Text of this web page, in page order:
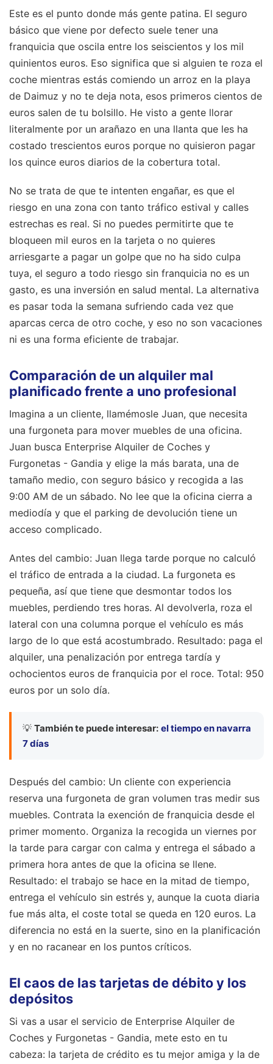
Este es el punto donde más gente patina. El seguro
básico que viene por defecto suele tener una
franquicia que oscila entre los seiscientos y los mil
quinientos euros. Eso significa que si alguien te roza el
coche mientras estás comiendo un arroz en la playa
de Daimuz y no te deja nota, esos primeros cientos de
euros salen de tu bolsillo. He visto a gente llorar
literalmente por un arañazo en una llanta que les ha
costado trescientos euros porque no quisieron pagar
los quince euros diarios de la cobertura total.
No se trata de que te intenten engañar, es que el
riesgo en una zona con tanto tráfico estival y calles
estrechas es real. Si no puedes permitirte que te
bloqueen mil euros en la tarjeta o no quieres
arriesgarte a pagar un golpe que no ha sido culpa
tuya, el seguro a todo riesgo sin franquicia no es un
gasto, es una inversión en salud mental. La alternativa
es pasar toda la semana sufriendo cada vez que
aparcas cerca de otro coche, y eso no son vacaciones
ni es una forma eficiente de trabajar.
Comparación de un alquiler mal
planificado frente a uno profesional
Imagina a un cliente, llamémosle Juan, que necesita
una furgoneta para mover muebles de una oficina.
Juan busca Enterprise Alquiler de Coches y
Furgonetas - Gandia y elige la más barata, una de
tamaño medio, con seguro básico y recogida a las
9:00 AM de un sábado. No lee que la oficina cierra a
mediodía y que el parking de devolución tiene un
acceso complicado.
Antes del cambio: Juan llega tarde porque no calculó
el tráfico de entrada a la ciudad. La furgoneta es
pequeña, así que tiene que desmontar todos los
muebles, perdiendo tres horas. Al devolverla, roza el
lateral con una columna porque el vehículo es más
largo de lo que está acostumbrado. Resultado: paga el
alquiler, una penalización por entrega tardía y
ochocientos euros de franquicia por el roce. Total: 950
euros por un solo día.
💡 También te puede interesar: el tiempo en navarra
7 días
Después del cambio: Un cliente con experiencia
reserva una furgoneta de gran volumen tras medir sus
muebles. Contrata la exención de franquicia desde el
primer momento. Organiza la recogida un viernes por
la tarde para cargar con calma y entrega el sábado a
primera hora antes de que la oficina se llene.
Resultado: el trabajo se hace en la mitad de tiempo,
entrega el vehículo sin estrés y, aunque la cuota diaria
fue más alta, el coste total se queda en 120 euros. La
diferencia no está en la suerte, sino en la planificación
y en no racanear en los puntos críticos.
El caos de las tarjetas de débito y los
depósitos
Si vas a usar el servicio de Enterprise Alquiler de
Coches y Furgonetas - Gandia, mete esto en tu
cabeza: la tarjeta de crédito es tu mejor amiga y la de